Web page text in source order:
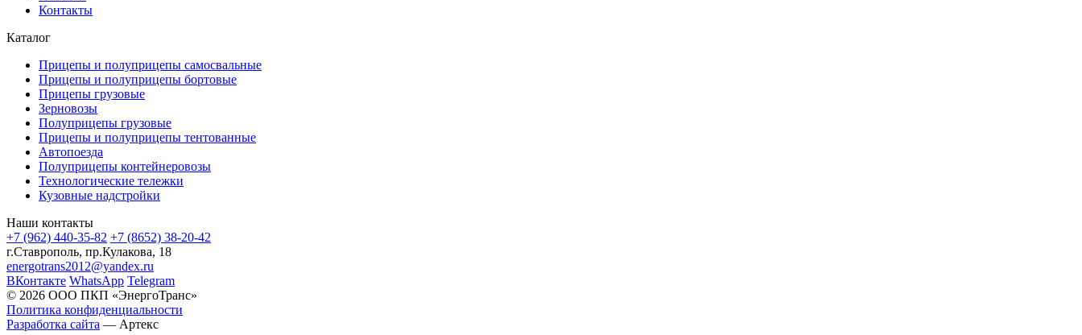
Контакты
Каталог
Прицепы и полуприцепы самосвальные
Прицепы и полуприцепы бортовые
Прицепы грузовые
Зерновозы
Полуприцепы грузовые
Прицепы и полуприцепы тентованные
Автопоезда
Полуприцепы контейнеровозы
Технологические тележки
Кузовные надстройки
Наши контакты
+7 (962) 440-35-82 +7 (8652) 38-20-42
г.Ставрополь, пр.Кулакова, 18
energotrans2012@yandex.ru
ВКонтакте WhatsApp Telegram
© 2026 ООО ПКП «ЭнергоТранс»
Политика конфиденциальности
Разработка сайта — Артекс